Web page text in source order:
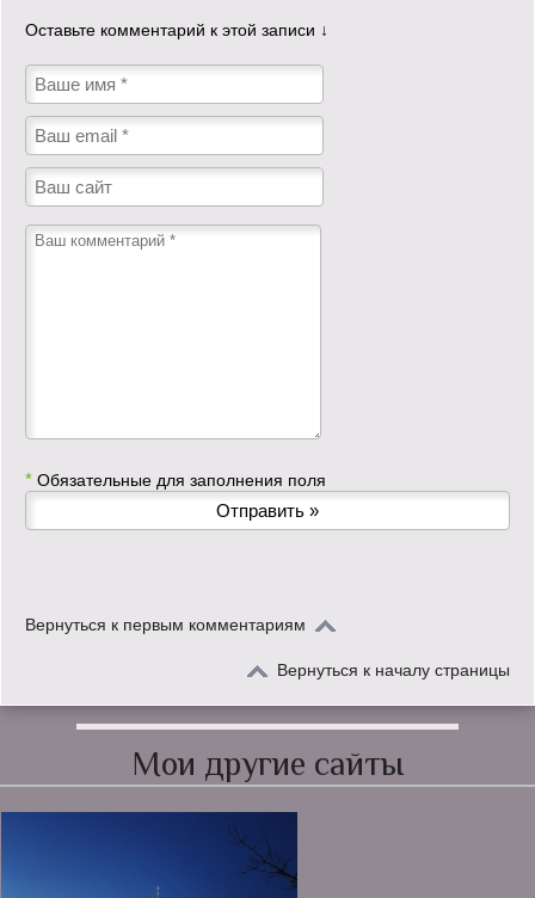
Оставьте комментарий к этой записи ↓
* Обязательные для заполнения поля
Вернуться к первым комментариям
Вернуться к началу страницы
Мои другие сайты